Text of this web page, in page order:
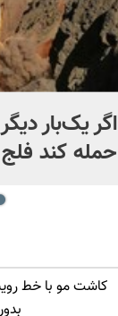
اگر یک‌بار
حمله کند
کاشت مو با خط